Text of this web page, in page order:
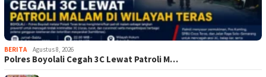
BERITA Agustus 8, 2026
Polres Boyolali Cegah 3C Lewat Patroli M…